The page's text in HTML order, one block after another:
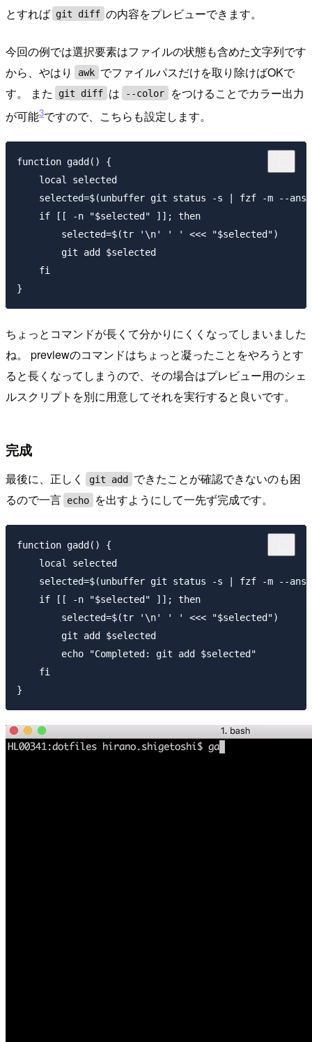
とすれば git diff の内容をプレビューできます。
今回の例では選択要素はファイルの状態も含めた文字列です
から、やはり
awk でファイルパスだけを取り除けばOKで
す。 また
git diff は --color
をつけることでカラー出力
が可能3ですので、こちらも設定します。
function gadd() {
    local selected
selected=$(unbuffer git status -s | fzf -m --
    if [[ -n "$selected" ]]; then
        selected=$(tr '\n' ' ' <<< "$selected")
        git add $selected
    fi
ちょっとコマンドが長くて分かりにくくなってしまいました
ね。 previewのコマンドはちょっと凝ったことをやろうとす
ると長くなってしまうので、その場合はプレビュー用のシェ
ルスクリプトを別に用意してそれを実行すると良いです。
完成
最後に、正しく git add できたことが確認できないのも困
るので一言 echo を出すようにして一先ず完成です。
function gadd() {
    local selected
selected=$(unbuffer git status -s | fzf -m --
    if [[ -n "$selected" ]]; then
        selected=$(tr '\n' ' ' <<< "$selected")
        git add $selected
        echo "Completed: git add $selected"
    fi